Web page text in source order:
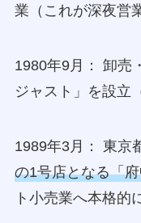
業（これが深夜営
1980年9月： 卸売
ジャスト」を設立
1989年3月： 東京
の1号店となる「
ト小売業へ本格的